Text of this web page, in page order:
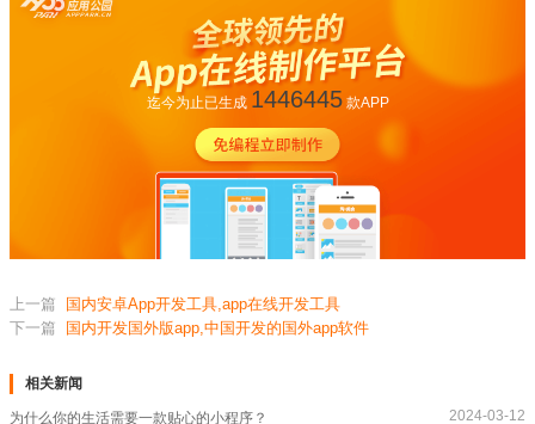
迄今为止已生成 1446445款APP
上一篇
国内安卓App开发工具,app在线开发工具
下一篇
国内开发国外版app,中国开发的国外app软件
相关新闻
为什么你的生活需要一款贴心的小程序？ 2024-03-12